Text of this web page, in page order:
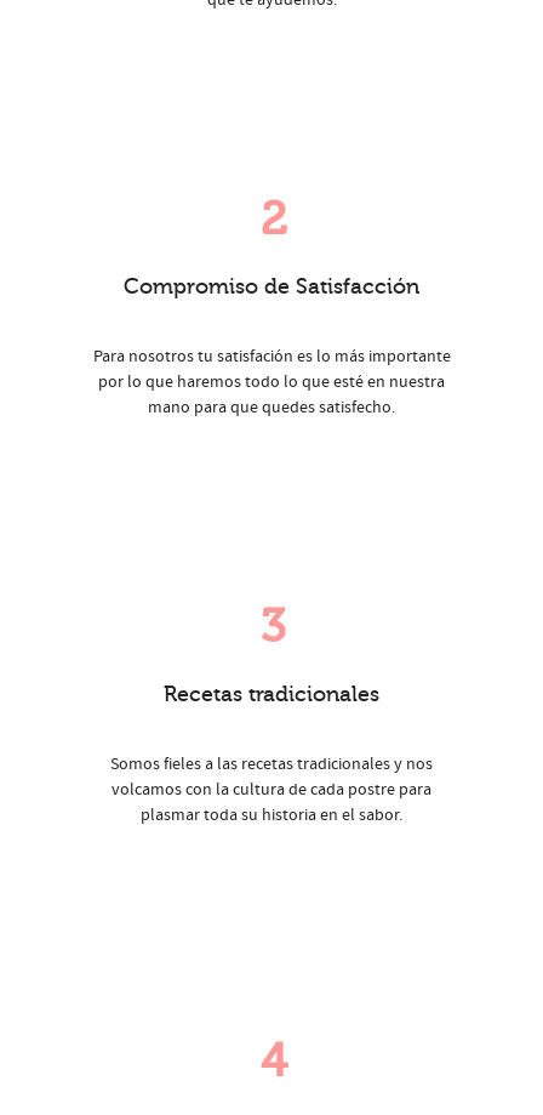
2
Compromiso de Satisfacción
Para nosotros tu satisfación es lo más importante
por lo que haremos todo lo que esté en nuestra
mano para que quedes satisfecho.
3
Recetas tradicionales
Somos fieles a las recetas tradicionales y nos
volcamos con la cultura de cada postre para
plasmar toda su historia en el sabor.
4